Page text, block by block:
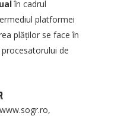
în cadrul
platformei
plăților se face în
de
www.sogr.ro,